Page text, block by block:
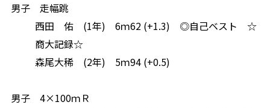
男子 走幅跳
西田 佑 (1年) 6ｍ62 (+1.3) ◎自己ベスト ☆
商大記録☆
森尾大稀 (2年) 5ｍ94 (+0.5)
男子 4×100ｍＲ